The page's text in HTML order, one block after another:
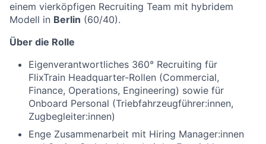
einem vierköpfigen Recruiting Team mit hybridem
Modell in Berlin (60/40).
Über die Rolle
Eigenverantwortliches 360° Recruiting für
FlixTrain Headquarter-Rollen (Commercial,
Finance, Operations, Engineering) sowie für
Onboard Personal (Triebfahrzeugführer:innen,
Zugbegleiter:innen)
Enge Zusammenarbeit mit Hiring Manager:innen